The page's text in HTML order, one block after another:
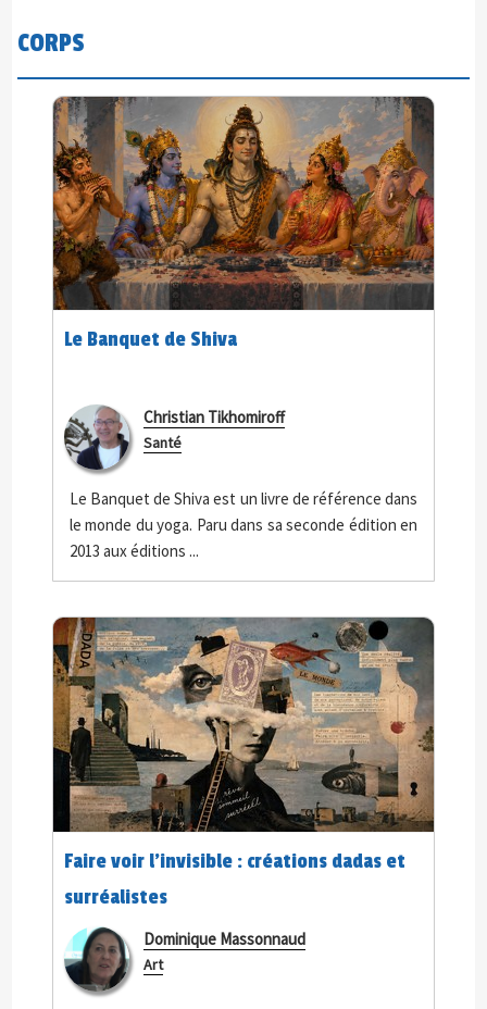
CORPS
Le Banquet de Shiva
Christian Tikhomiroff
Santé
Le Banquet de Shiva est un livre de référence dans
le monde du yoga. Paru dans sa seconde édition en
2013 aux éditions ...
Faire voir l'invisible : créations dadas et
surréalistes
Dominique Massonnaud
Art